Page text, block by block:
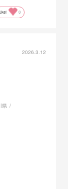
0
2026.3.12
県